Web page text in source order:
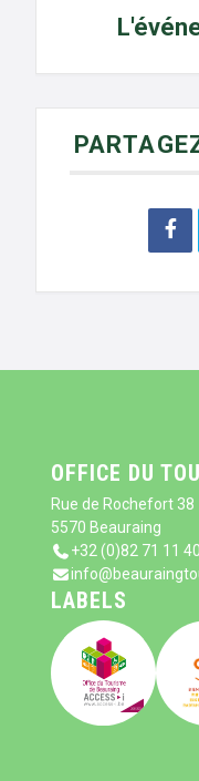
OFFICE DU
Rue de Rochefort 38
5570 Beauraing
+32 (0)82 71 11 40
LABELS